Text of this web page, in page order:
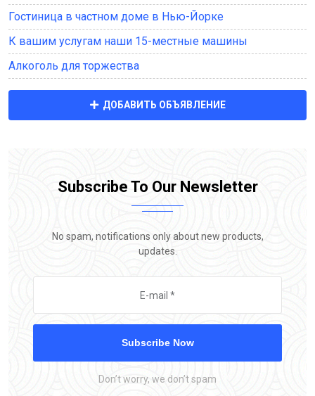
Гостиница в частном доме в Нью-Йорке
К вашим услугам наши 15-местные машины
Алкоголь для торжества
ДОБАВИТЬ ОБЪЯВЛЕНИЕ
Subscribe To Our Newsletter
No spam, notifications only about new products,
updates.
Subscribe Now
Don’t worry, we don’t spam